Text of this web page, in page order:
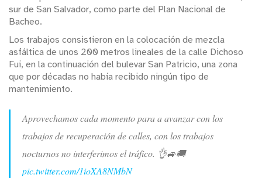
sur de San Salvador, como parte del Plan Nacional de
Bacheo.
Los trabajos consistieron en la colocación de mezcla
asfáltica de unos 200 metros lineales de la calle Dichoso
Fui, en la continuación del bulevar San Patricio, una zona
que por décadas no había recibido ningún tipo de
mantenimiento.
Aprovechamos cada momento para a avanzar con los
trabajos de recuperación de calles, con los trabajos
nocturnos no interferimos el tráfico. 👌🚙🚚
pic.twitter.com/1ioXA8NMbN